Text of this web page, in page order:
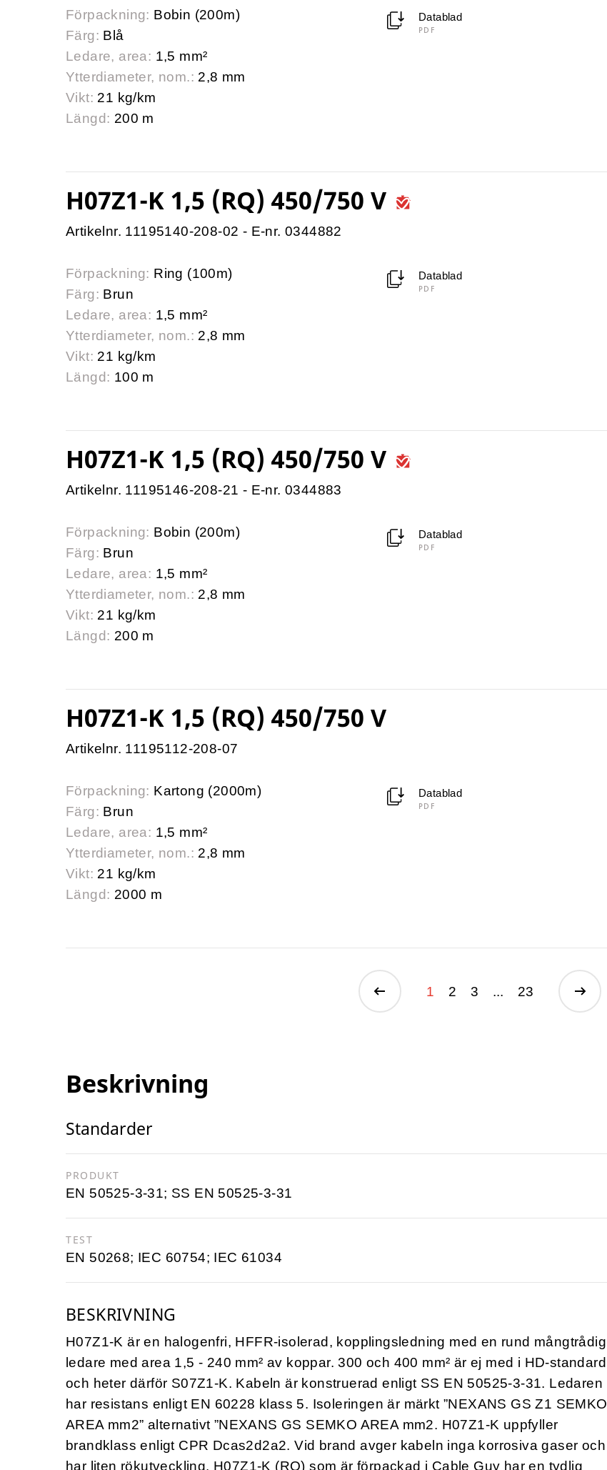
Förpackning: Bobin (200m)
Färg: Blå
Ledare, area: 1,5 mm²
Ytterdiameter, nom.: 2,8 mm
Vikt: 21 kg/km
Längd: 200 m
Datablad
PDF
H07Z1-K 1,5 (RQ) 450/750 V
Artikelnr. 11195140-208-02 - E-nr. 0344882
Förpackning: Ring (100m)
Färg: Brun
Ledare, area: 1,5 mm²
Ytterdiameter, nom.: 2,8 mm
Vikt: 21 kg/km
Längd: 100 m
Datablad
PDF
H07Z1-K 1,5 (RQ) 450/750 V
Artikelnr. 11195146-208-21 - E-nr. 0344883
Förpackning: Bobin (200m)
Färg: Brun
Ledare, area: 1,5 mm²
Ytterdiameter, nom.: 2,8 mm
Vikt: 21 kg/km
Längd: 200 m
Datablad
PDF
H07Z1-K 1,5 (RQ) 450/750 V
Artikelnr. 11195112-208-07
Förpackning: Kartong (2000m)
Färg: Brun
Ledare, area: 1,5 mm²
Ytterdiameter, nom.: 2,8 mm
Vikt: 21 kg/km
Längd: 2000 m
Datablad
PDF
1 2 3 ... 23
Beskrivning
Standarder
PRODUKT
EN 50525-3-31; SS EN 50525-3-31
TEST
EN 50268; IEC 60754; IEC 61034
BESKRIVNING
H07Z1-K är en halogenfri, HFFR-isolerad, kopplingsledning med en rund mångtrådig
ledare med area 1,5 - 240 mm² av koppar. 300 och 400 mm² är ej med i HD-standard
och heter därför S07Z1-K. Kabeln är konstruerad enligt SS EN 50525-3-31. Ledaren
har resistans enligt EN 60228 klass 5. Isoleringen är märkt ”NEXANS GS Z1 SEMKO
AREA mm2” alternativt ”NEXANS GS SEMKO AREA mm2. H07Z1-K uppfyller
brandklass enligt CPR Dcas2d2a2. Vid brand avger kabeln inga korrosiva gaser och
har liten rökutveckling. H07Z1-K (RQ) som är förpackad i Cable Guy har en tydlig